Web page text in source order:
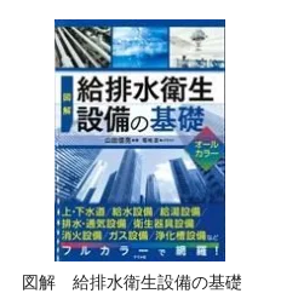
図解 給排水衛生設備の基礎